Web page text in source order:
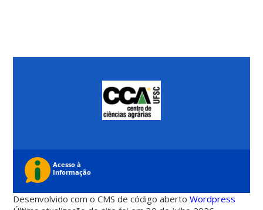
Desenvolvido com o CMS de código abertoWordpress